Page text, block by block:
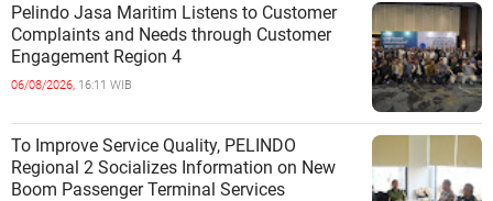
Pelindo Jasa Maritim Listens to Customer
Complaints and Needs through Customer
Engagement Region 4
06/08/2026, 16:11 WIB
To Improve Service Quality, PELINDO
Regional 2 Socializes Information on New
Boom Passenger Terminal Services